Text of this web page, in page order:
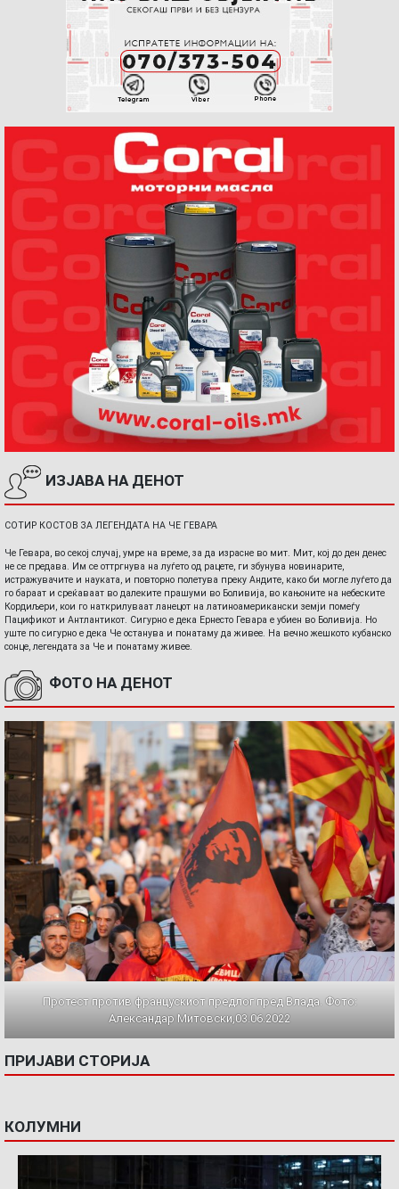
ИЗЈАВА НА ДЕНОТ
СОТИР КОСТОВ ЗА ЛЕГЕНДАТА НА ЧЕ ГЕВАРА
Че Гевара, во секој случај, умре на време, за да израсне во мит. Мит, кој до ден денес
не се предава. Им се оттргнува на луѓето од рацете, ги збунува новинарите,
истражувачите и науката, и повторно полетува преку Андите, како би могле луѓето да
го бараат и среќаваат во далеките прашуми во Боливија, во кањоните на небеските
Кордиљери, кои го наткрилуваат ланецот на латиноамерикански земји помеѓу
Пацификот и Антлантикот. Сигурно е дека Ернесто Гевара е убиен во Боливија. Но
уште по сигурно е дека Че останува и понатаму да живее. На вечно жешкото кубанско
сонце, легендата за Че и понатаму живее.
ФОТО НА ДЕНОТ
Протест против францускиот предлог пред Влада. Фото:
Александар Митовски,03.06.2022
ПРИЈАВИ СТОРИЈА
КОЛУМНИ